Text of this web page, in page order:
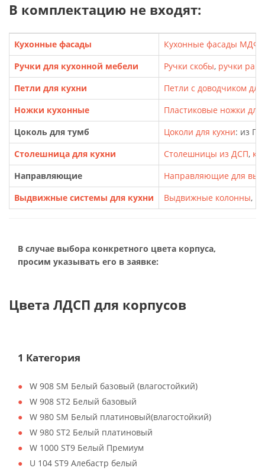
В комплектацию не входят:
Кухонные фасады Кухонные фасады МДФ
Ручки для кухонной мебели
Ручки скобы, ручки
Петли для кухни
Петли с доводчиком для
Ножки кухонные
Пластиковые ножки
Цоколь для тумб
Цоколи для кухни: из
Столешница для кухни
Столешницы из ДСП,
Направляющие
Направляющие для
Выдвижные системы для кухни
Выдвижные колонны,
В случае выбора конкретного цвета корпуса,
просим указывать его в заявке:
Цвета ЛДСП для корпусов
1 Категория
W 908 SM Белый базовый (влагостойкий)
W 908 ST2 Белый базовый
W 980 SM Белый платиновый(влагостойкий)
W 980 ST2 Белый платиновый
W 1000 ST9 Белый Премиум
U 104 ST9 Алебастр белый